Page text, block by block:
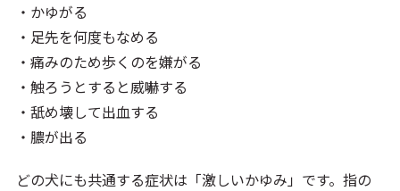
・かゆがる
・足先を何度もなめる
・痛みのため歩くのを嫌がる
・触ろうとすると威嚇する
・舐め壊して出血する
・膿が出る
どの犬にも共通する症状は「激しいかゆみ」です。指の